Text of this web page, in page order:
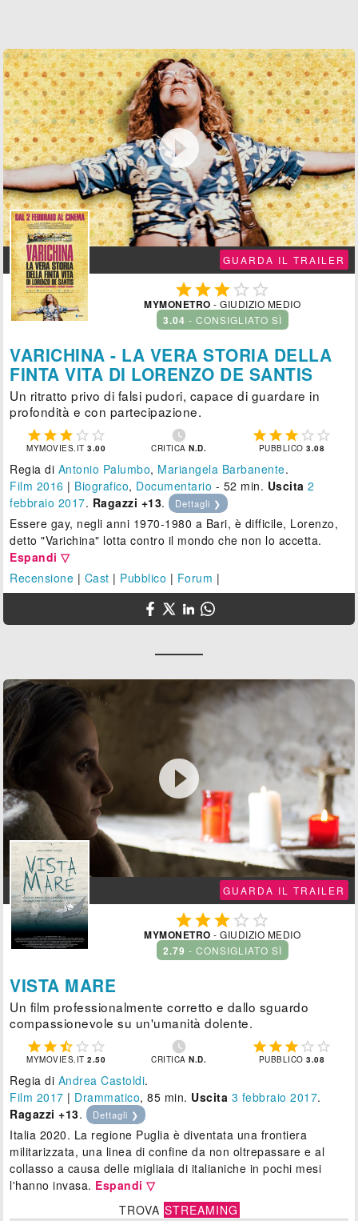

GUARDA IL TRAILER
  
MYMONETRO - GIUDIZIO MEDIO
3.04 - CONSIGLIATO SÌ
VARICHINA - LA VERA STORIA DELLA
FINTA VITA DI LORENZO DE SANTIS
Un ritratto privo di falsi pudori, capace di guardare in
profondità e con partecipazione.
    
MYMOVIES.IT3.00

CRITICAN.D.
    
PUBBLICO3.08
Regia di Antonio Palumbo, Mariangela Barbanente.
Film 2016 | Biografico, Documentario - 52 min. Uscita 2
febbraio 2017. Ragazzi +13. Dettagli ❯
Essere gay, negli anni 1970-1980 a Bari, è difficile, Lorenzo,
detto "Varichina" lotta contro il mondo che non lo accetta.
Espandi ▽
Recensione | Cast | Pubblico | Forum |

GUARDA IL TRAILER
  
MYMONETRO - GIUDIZIO MEDIO
2.79 - CONSIGLIATO SÌ
VISTA MARE
Un film professionalmente corretto e dallo sguardo
compassionevole su un'umanità dolente.
    
MYMOVIES.IT2.50

CRITICAN.D.
    
PUBBLICO3.08
Regia di Andrea Castoldi.
Film 2017 | Drammatico, 85 min. Uscita 3 febbraio 2017.
Ragazzi +13. Dettagli ❯
Italia 2020. La regione Puglia è diventata una frontiera
militarizzata, una linea di confine da non oltrepassare e al
collasso a causa delle migliaia di italianiche in pochi mesi
l'hanno invasa. Espandi ▽
TROVA STREAMING